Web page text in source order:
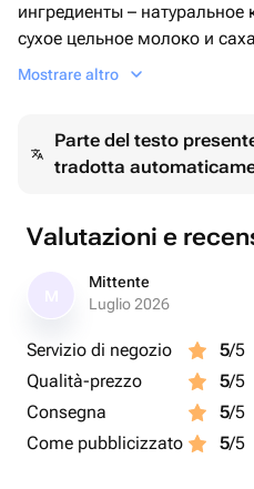
ингредиенты –
сухое цельное молоко и
нотками ванилина и
Mostrare altro
Parte del testo
tradotta
Valutazioni e
Mittente
Luglio 2026
Servizio di negozio 5/5
Qualità-prezzo
5/5
Consegna
5/5
Come pubblicizzato
5/5